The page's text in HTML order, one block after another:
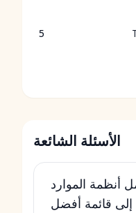
5
الأسئلة الشائعة
أنظمة الموارد
قائمة أفضل